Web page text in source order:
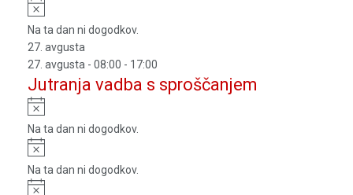
Notice
Na ta dan ni dogodkov.
27. avgusta
27. avgusta - 08:00 - 17:00
Jutranja vadba s sproščanjem
Notice
Na ta dan ni dogodkov.
Notice
Na ta dan ni dogodkov.
Notice